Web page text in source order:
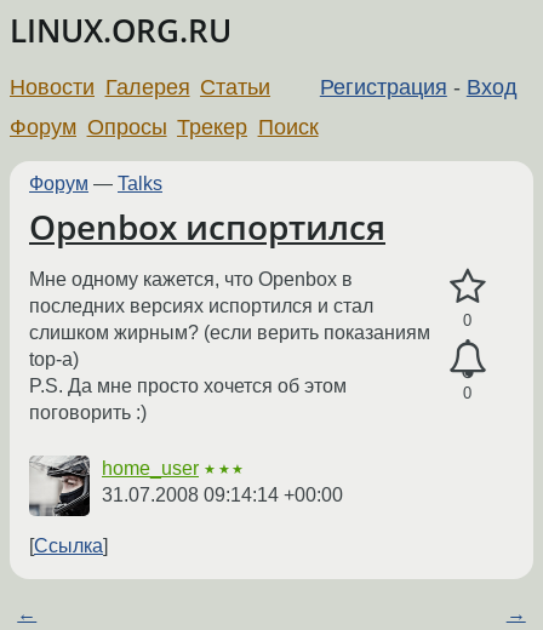
LINUX.ORG.RU
Регистрация - Вход
Новости Галерея Статьи
Форум Опросы Трекер Поиск
Форум — Talks
Openbox испортился
0
0
Мне одному кажется, что Openbox в
последних версиях испортился и стал
слишком жирным? (если верить показаниям
top-а)
P.S. Да мне просто хочется об этом
поговорить :)
home_user ★★★
31.07.2008 09:14:14 +00:00
Ссылка
← →